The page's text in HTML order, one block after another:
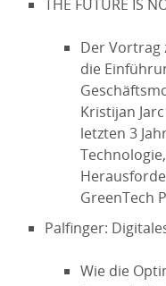
THE FUTURE IS
Der Vortrag
die
Kristijan
letzten 3
GreenTech
Palfinger:
Wie die